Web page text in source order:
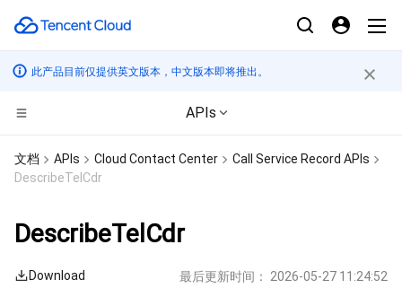
此产品目前仅提供英文版本，中文版本即将推出。
APIs
CDN与边缘平台
边缘安全加速平台 EO
内容分发网络 CDN
全站加速网络
计算
云服务器
轻量应用服务器
边缘计算
边缘计算机器
高性能计算
文档 APIs Cloud Contact Center
Call Service Record APIs
DescribeTelCdr
DescribeTelCdr
Download 最后更新时间： 2026-05-27 11:24:52